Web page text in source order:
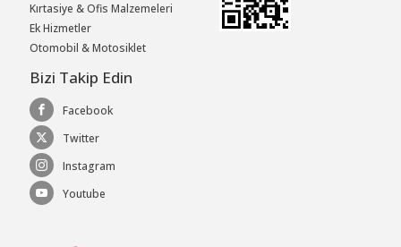
Kırtasiye & Ofis Malzemeleri
Ek Hizmetler
Otomobil & Motosiklet
Bizi Takip Edin
Facebook
Twitter
Instagram
Youtube